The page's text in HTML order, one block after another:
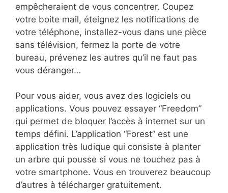
empêcheraient de vous concentrer. Coupez
votre boite mail, éteignez les notifications de
votre téléphone, installez-vous dans une pièce
sans télévision, fermez la porte de votre
bureau, prévenez les autres qu’il ne faut pas
vous déranger…
Pour vous aider, vous avez des logiciels ou
applications. Vous pouvez essayer “Freedom”
qui permet de bloquer l’accès à internet sur un
temps défini. L’application “Forest” est une
application très ludique qui consiste à planter
un arbre qui pousse si vous ne touchez pas à
votre smartphone. Vous en trouverez beaucoup
d’autres à télécharger gratuitement.